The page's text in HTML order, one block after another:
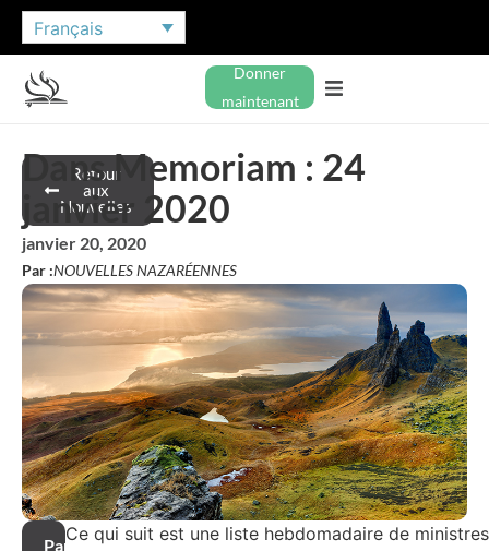
Français
Donner
maintenant
Retour
aux
Nouvelles
Dans Memoriam : 24
janvier 2020
janvier 20, 2020
Par :NOUVELLES NAZARÉENNES
Partager
Ce qui suit est une liste hebdomadaire de